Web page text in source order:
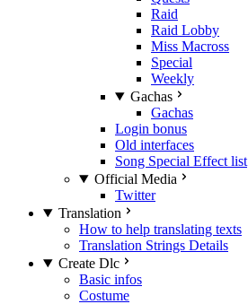
Raid
Raid Lobby
Miss Macross
Special
Weekly
Gachas
Gachas
Login bonus
Old interfaces
Song Special Effect list
Official Media
Twitter
Translation
How to help translating texts
Translation Strings Details
Create Dlc
Basic infos
Costume